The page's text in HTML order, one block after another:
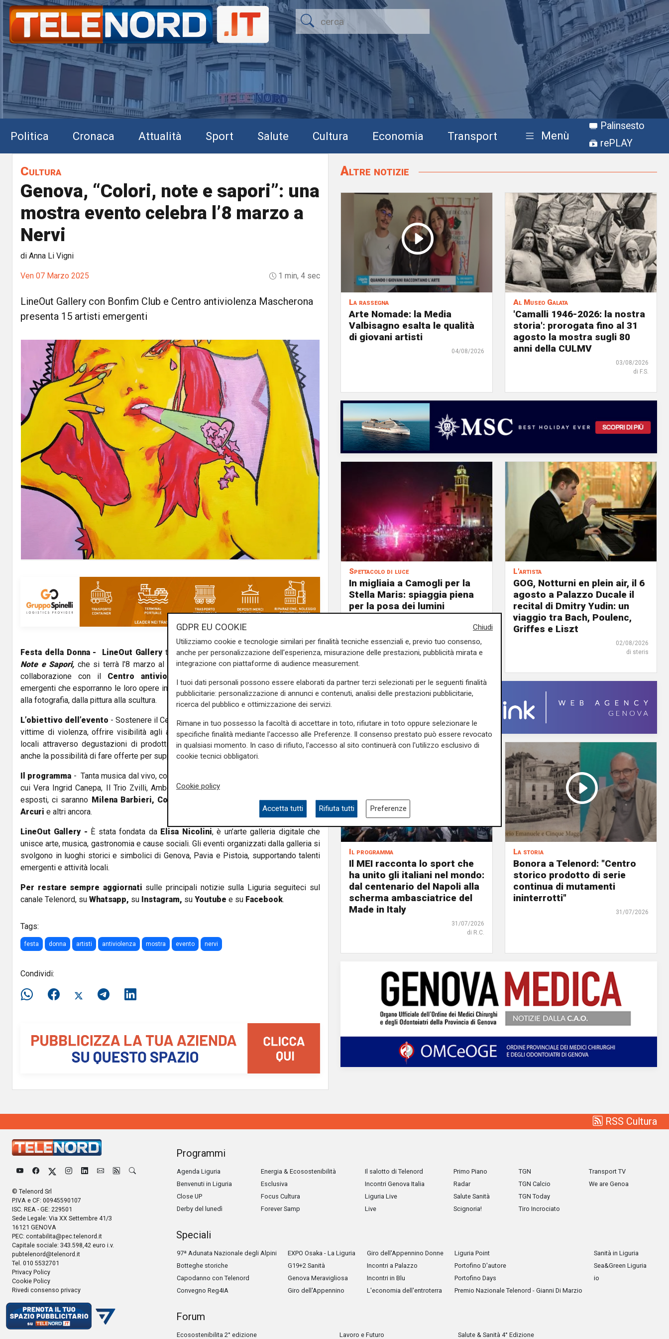
Politica Cronaca Attualità Sport Salute Cultura Economia Transport Menù
Palinsesto
rePLAY
Cultura
Genova, “Colori, note e sapori”: una
mostra evento celebra l’8 marzo a
Nervi
di Anna Li Vigni
Ven 07 Marzo 2025 1 min, 4 sec
LineOut Gallery con Bonfim Club e Centro antiviolenza Mascherona
presenta 15 artisti emergenti
Festa della Donna - LineOut Gallerytorna a Genova con un evento unico,Colori,
Note e Sapori, che si terrà l’8 marzo al Bonfim Clubdi Nervi, dalle 14 alle 20. In
collaborazione con il Centro antiviolenza Mascherona
emergenti che esporranno le loro opere in una varietà di stili e tecniche, dalla scultura
alla fotografia, dalla pittura alla scultura.
L’obiettivo dell’evento - Sostenere il Centro Mascherona, che da anni aiuta le donne
vittime di violenza, offrire visibilità agli artisti emergenti e promuovere i produttori
locali attraverso degustazioni di prodotti tipici. Durante la mostra, il pubblico avrà
anche la possibilità di fare offerte per supportare le attività del centro.
Il programma - Tanta musica dal vivo, con esibizioni di artisti locali ed emergenti, tra
cui Vera Ingrid Canepa, Il Trio Zvilli, Amberixa, Mad Puffin e molti altri. Tra gli artisti
esposti, ci saranno Milena Barbieri, Cosmin Luchian, Maurizio Carrara, Desire
Arcuri e altri ancora.
LineOut Gallery - È stata fondata da Elisa Nicolini, è un’arte galleria digitale che
unisce arte, musica, gastronomia e cause sociali. Gli eventi organizzati dalla galleria si
svolgono in luoghi storici e simbolici di Genova, Pavia e Pistoia, supportando talenti
emergenti e attività locali.
Per restare sempre aggiornati sulle principali notizie sulla Liguria seguiteci sul
canale Telenord, su Whatsapp, su Instagram, su Youtube e su Facebook.
Tags:
festa donna artisti antiviolenza mostra evento nervi
Condividi:
Altre notizie
La rassegna
Arte Nomade: la Media
Valbisagno esalta le qualità
di giovani artisti
04/08/2026
Al Museo Galata
'Camalli 1946-2026: la nostra
storia': prorogata fino al 31
agosto la mostra sugli 80
anni della CULMV
03/08/2026
di F.S.
Spettacolo di luce
In migliaia a Camogli per la
Stella Maris: spiaggia piena
per la posa dei lumini
di r.c.
L'artista
GOG, Notturni en plein air, il 6
agosto a Palazzo Ducale il
recital di Dmitry Yudin: un
viaggio tra Bach, Poulenc,
Griffes e Liszt
02/08/2026
di steris
Il programma
Il MEI racconta lo sport che
ha unito gli italiani nel mondo:
dal centenario del Napoli alla
scherma ambasciatrice del
Made in Italy
31/07/2026
di R.C.
La storia
Bonora a Telenord: "Centro
storico prodotto di serie
continua di mutamenti
ininterrotti"
31/07/2026
RSS Cultura
© Telenord Srl
P.IVA e CF: 00945590107
ISC. REA - GE: 229501
Sede Legale: Via XX Settembre 41/3
16121 GENOVA
PEC: contabilita@pec.telenord.it
Capitale sociale: 343.598,42 euro i.v.
pubtelenord@telenord.it
Tel. 010 5532701
Privacy Policy
Cookie Policy
Rivedi consenso privacy
Programmi
Agenda Liguria
Benvenuti in Liguria
Close UP
Derby del lunedì
Energia & Ecosostenibilità
Esclusiva
Focus Cultura
Forever Samp
Il salotto di Telenord
Incontri Genova Italia
Liguria Live
Live
Primo Piano
Radar
Salute Sanità
Scignoria!
TGN
TGN Calcio
TGN Today
Tiro Incrociato
Transport TV
We are Genoa
Speciali
97ª Adunata Nazionale degli Alpini
Botteghe storiche
Capodanno con Telenord
Convegno Reg4IA
EXPO Osaka - La Liguria
G19+2 Sanità
Genova Meravigliosa
Giro dell'Appennino
Giro dell'Appennino Donne
Incontri a Palazzo
Incontri in Blu
L'economia dell'entroterra
Liguria Point
Portofino D'autore
Portofino Days
Premio Nazionale Telenord - Gianni Di Marzio
Sanità in Liguria
Sea&Green Liguria
io
Forum
Ecosostenibilita 2° edizione Lavoro e Futuro Salute & Sanità 4° Edizione
Chiudi
GDPR EU COOKIE
Utilizziamo cookie e tecnologie similari per finalità tecniche essenziali e, previo tuo consenso,
anche per personalizzazione dell'esperienza, misurazione delle prestazioni, pubblicità mirata e
integrazione con piattaforme di audience measurement.
I tuoi dati personali possono essere elaborati da partner terzi selezionati per le seguenti finalità
pubblicitarie: personalizzazione di annunci e contenuti, analisi delle prestazioni pubblicitarie,
ricerca del pubblico e ottimizzazione dei servizi.
Rimane in tuo possesso la facoltà di accettare in toto, rifiutare in toto oppure selezionare le
specifiche finalità mediante l'accesso alle Preferenze. Il consenso prestato può essere revocato
in qualsiasi momento. In caso di rifiuto, l'accesso al sito continuerà con l'utilizzo esclusivo di
cookie tecnici obbligatori.
Cookie policy
Accetta tutti Rifiuta tutti Preferenze